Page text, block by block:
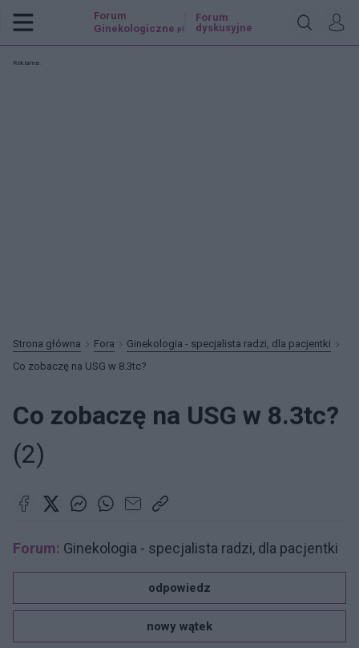
Forum
Ginekologiczne .pl
Forum
dyskusyjne
Reklama:
Strona główna Fora
Ginekologia - specjalista radzi, dla pacjentki
Co zobaczę na USG w 8.3tc?
Co zobaczę na USG w 8.3tc?
(2)
Forum: Ginekologia - specjalista radzi, dla pacjentki
odpowiedz
nowy wątek